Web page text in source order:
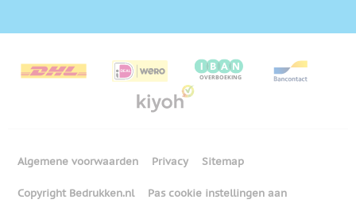
Algemene voorwaarden Privacy Sitemap
Copyright Bedrukken.nl Pas cookie instellingen aan